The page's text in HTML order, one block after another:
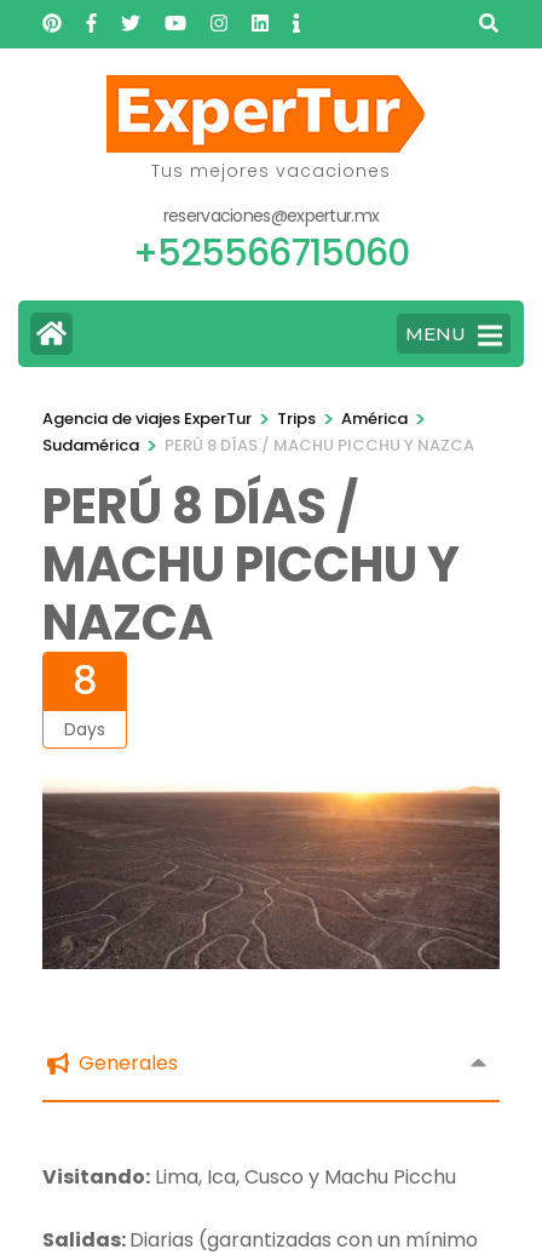
to
Tus mejores vacaciones
reservaciones@expertur.mx
+525566715060
MENU
Agencia de viajes ExperTur > Trips > América >
Sudamérica > PERÚ 8 DÍAS / MACHU PICCHU Y NAZCA
PERÚ 8 DÍAS /
MACHU PICCHU Y
NAZCA
8
Days
Generales
Visitando: Lima, Ica, Cusco y Machu Picchu
Salidas:Diarias (garantizadas con un mínimo